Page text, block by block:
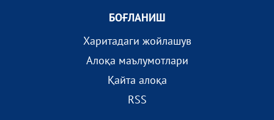
БОҒЛАНИШ
Харитадаги жойлашув
Алоқа маълумотлари
Қайта алоқа
RSS